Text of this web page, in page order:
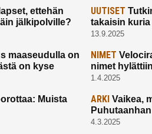
ettehän
jälkipolville?
UUTISET
takaisin
13.9.2025
maaseudulla on
on kyse
NIMET
nimet
1.4.2025
Muista
ARKI Vaikea,
4.3.2025